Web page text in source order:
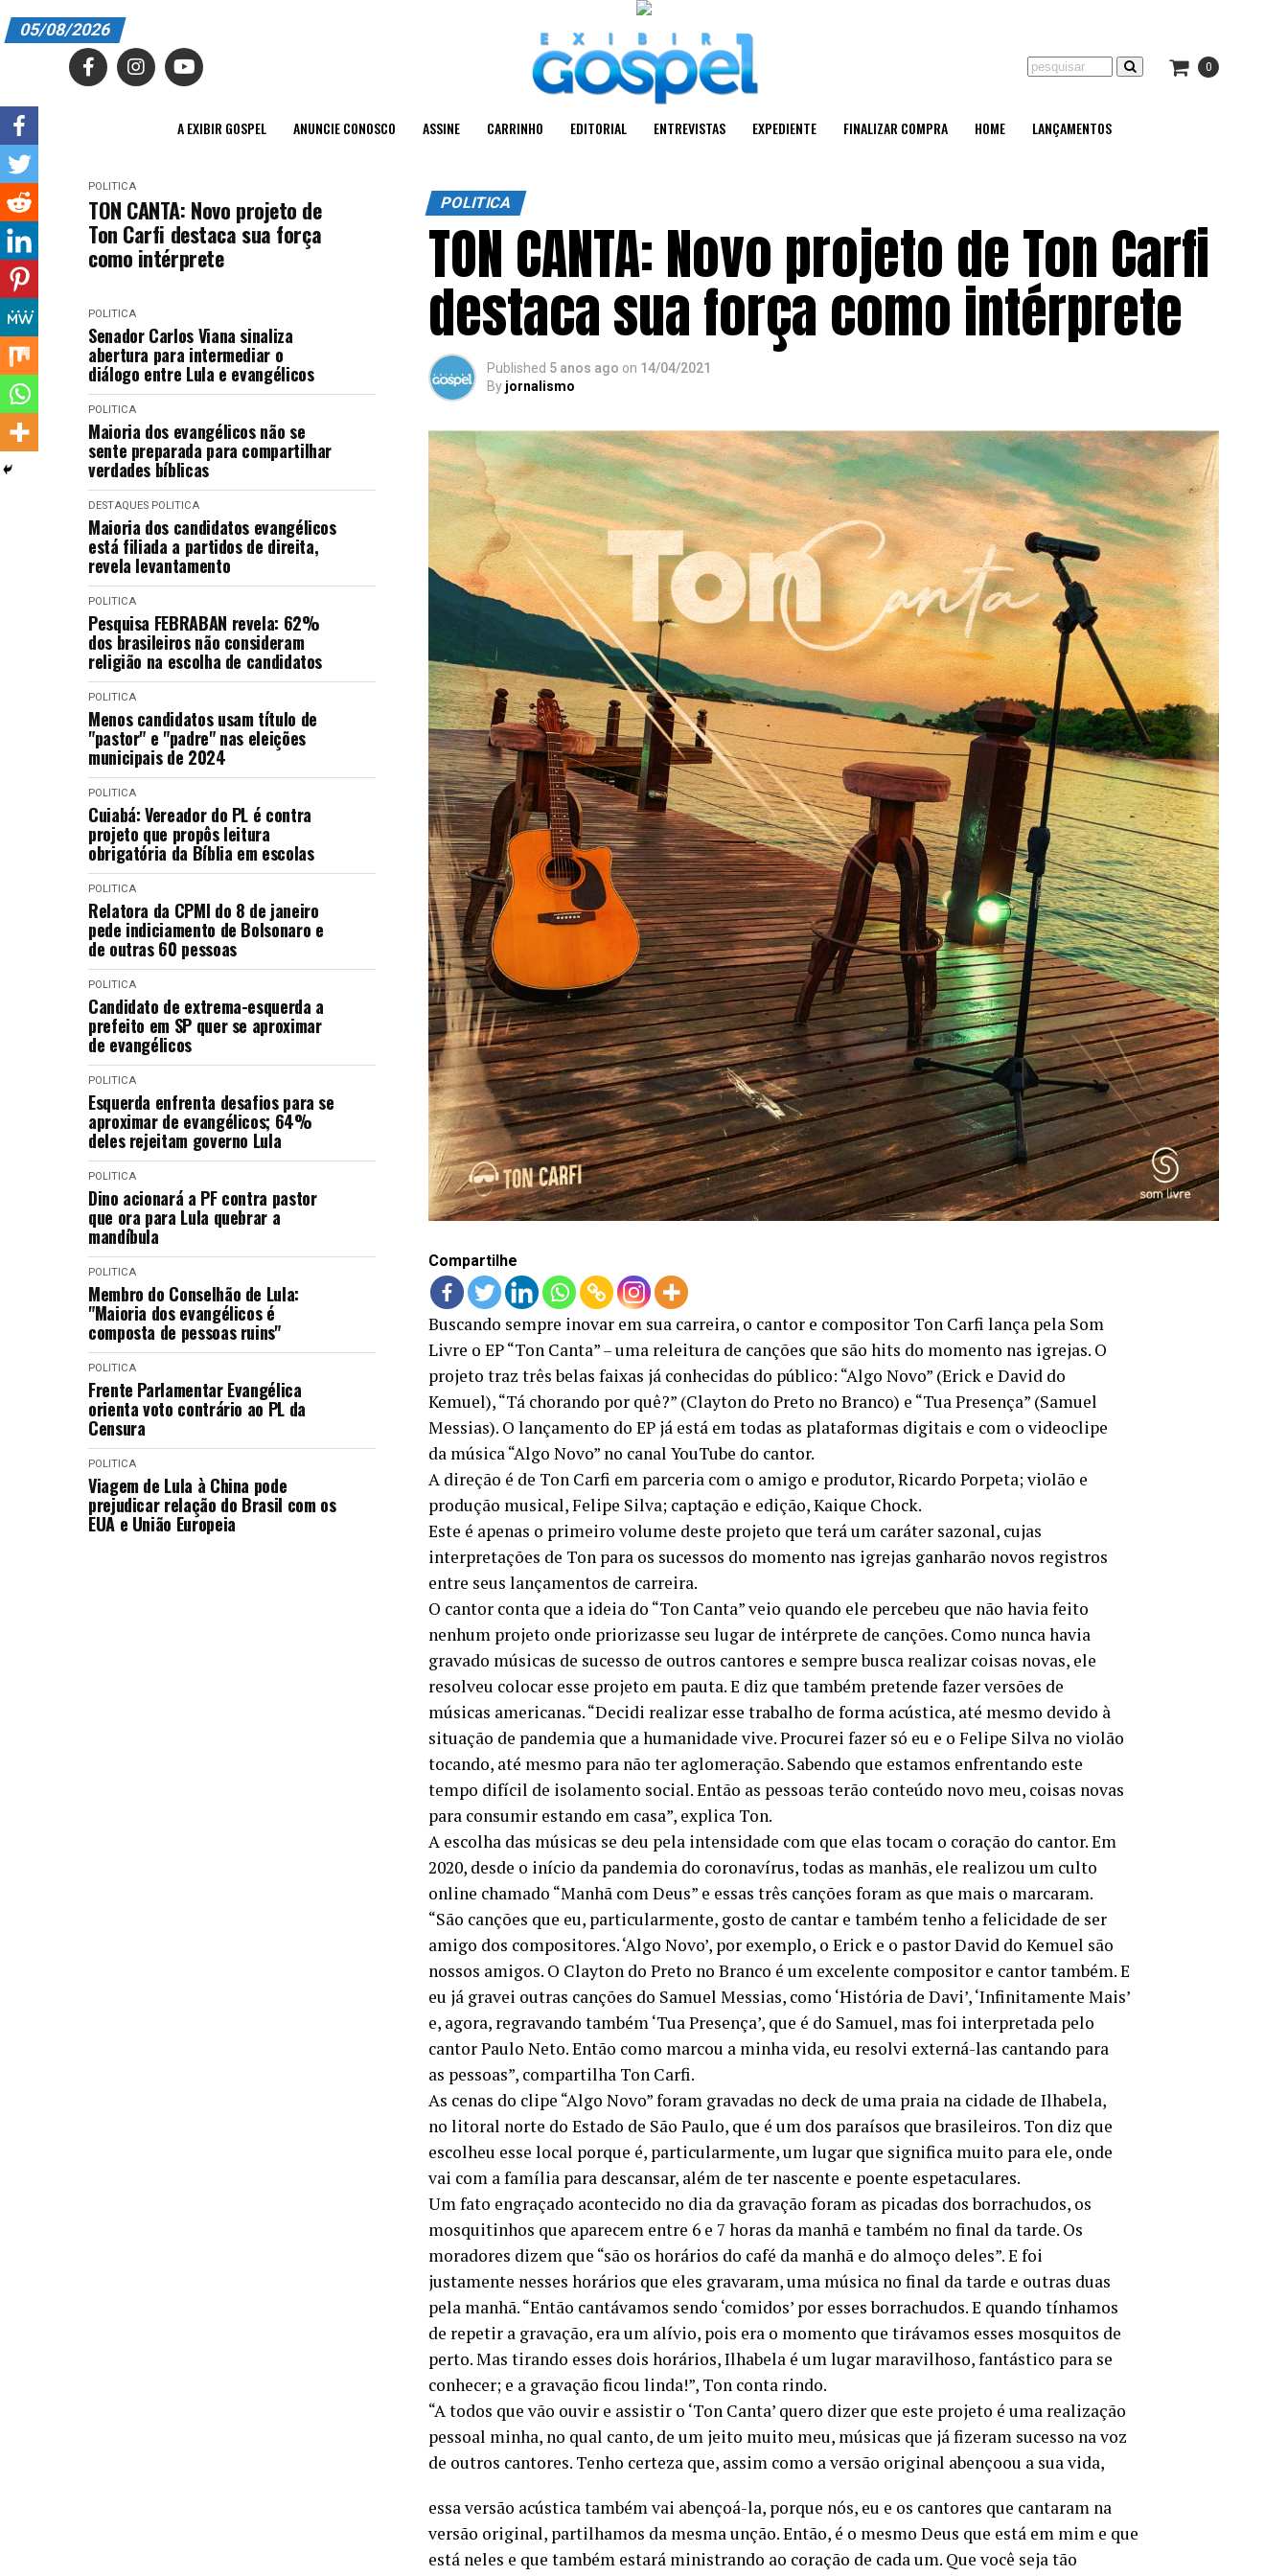
A EXIBIR GOSPEL
EDITORIAL
EXPEDIENTE
FINALIZAR COMPRA
HOME
LANÇAMENTOS
05/08/2026
0
A EXIBIR GOSPEL ANUNCIE CONOSCO ASSINE CARRINHO EDITORIAL ENTREVISTAS EXPEDIENTE FINALIZAR COMPRA HOME LANÇAMENTOS
POLITICA
TON CANTA: Novo projeto de
Ton Carfi destaca sua força
como intérprete
POLITICA
Senador Carlos Viana sinaliza
abertura para intermediar o
diálogo entre Lula e evangélicos
POLITICA
Maioria dos evangélicos não se
sente preparada para compartilhar
verdades bíblicas
DESTAQUES POLITICA
Maioria dos candidatos evangélicos
está filiada a partidos de direita,
revela levantamento
POLITICA
Pesquisa FEBRABAN revela: 62%
dos brasileiros não consideram
religião na escolha de candidatos
POLITICA
Menos candidatos usam título de
"pastor" e "padre" nas eleições
municipais de 2024
POLITICA
Cuiabá: Vereador do PL é contra
projeto que propôs leitura
obrigatória da Bíblia em escolas
POLITICA
Relatora da CPMI do 8 de janeiro
pede indiciamento de Bolsonaro e
de outras 60 pessoas
POLITICA
Candidato de extrema-esquerda a
prefeito em SP quer se aproximar
de evangélicos
POLITICA
Esquerda enfrenta desafios para se
aproximar de evangélicos; 64%
deles rejeitam governo Lula
POLITICA
Dino acionará a PF contra pastor
que ora para Lula quebrar a
mandíbula
POLITICA
Membro do Conselhão de Lula:
"Maioria dos evangélicos é
composta de pessoas ruins"
POLITICA
Frente Parlamentar Evangélica
orienta voto contrário ao PL da
Censura
POLITICA
Viagem de Lula à China pode
prejudicar relação do Brasil com os
EUA e União Europeia
POLITICA
TON CANTA: Novo projeto de Ton Carfi
destaca sua força como intérprete
Published 5 anos ago on 14/04/2021
By jornalismo
Compartilhe
Buscando sempre inovar em sua carreira, o cantor e compositor Ton Carfi lança pela Som
Livre o EP “Ton Canta” – uma releitura de canções que são hits do momento nas igrejas. O
projeto traz três belas faixas já conhecidas do público: “Algo Novo” (Erick e David do
Kemuel), “Tá chorando por quê?” (Clayton do Preto no Branco) e “Tua Presença” (Samuel
Messias). O lançamento do EP já está em todas as plataformas digitais e com o videoclipe
da música “Algo Novo” no canal YouTube do cantor.
A direção é de Ton Carfi em parceria com o amigo e produtor, Ricardo Porpeta; violão e
produção musical, Felipe Silva; captação e edição, Kaique Chock.
Este é apenas o primeiro volume deste projeto que terá um caráter sazonal, cujas
interpretações de Ton para os sucessos do momento nas igrejas ganharão novos registros
entre seus lançamentos de carreira.
O cantor conta que a ideia do “Ton Canta” veio quando ele percebeu que não havia feito
nenhum projeto onde priorizasse seu lugar de intérprete de canções. Como nunca havia
gravado músicas de sucesso de outros cantores e sempre busca realizar coisas novas, ele
resolveu colocar esse projeto em pauta. E diz que também pretende fazer versões de
músicas americanas. “Decidi realizar esse trabalho de forma acústica, até mesmo devido à
situação de pandemia que a humanidade vive. Procurei fazer só eu e o Felipe Silva no violão
tocando, até mesmo para não ter aglomeração. Sabendo que estamos enfrentando este
tempo difícil de isolamento social. Então as pessoas terão conteúdo novo meu, coisas novas
para consumir estando em casa”, explica Ton.
A escolha das músicas se deu pela intensidade com que elas tocam o coração do cantor. Em
2020, desde o início da pandemia do coronavírus, todas as manhãs, ele realizou um culto
online chamado “Manhã com Deus” e essas três canções foram as que mais o marcaram.
“São canções que eu, particularmente, gosto de cantar e também tenho a felicidade de ser
amigo dos compositores. ‘Algo Novo’, por exemplo, o Erick e o pastor David do Kemuel são
nossos amigos. O Clayton do Preto no Branco é um excelente compositor e cantor também. E
eu já gravei outras canções do Samuel Messias, como ‘História de Davi’, ‘Infinitamente Mais’
e, agora, regravando também ‘Tua Presença’, que é do Samuel, mas foi interpretada pelo
cantor Paulo Neto. Então como marcou a minha vida, eu resolvi externá-las cantando para
as pessoas”, compartilha Ton Carfi.
As cenas do clipe “Algo Novo” foram gravadas no deck de uma praia na cidade de Ilhabela,
no litoral norte do Estado de São Paulo, que é um dos paraísos que brasileiros. Ton diz que
escolheu esse local porque é, particularmente, um lugar que significa muito para ele, onde
vai com a família para descansar, além de ter nascente e poente espetaculares.
Um fato engraçado acontecido no dia da gravação foram as picadas dos borrachudos, os
mosquitinhos que aparecem entre 6 e 7 horas da manhã e também no final da tarde. Os
moradores dizem que “são os horários do café da manhã e do almoço deles”. E foi
justamente nesses horários que eles gravaram, uma música no final da tarde e outras duas
pela manhã. “Então cantávamos sendo ‘comidos’ por esses borrachudos. E quando tínhamos
de repetir a gravação, era um alívio, pois era o momento que tirávamos esses mosquitos de
perto. Mas tirando esses dois horários, Ilhabela é um lugar maravilhoso, fantástico para se
conhecer; e a gravação ficou linda!”, Ton conta rindo.
“A todos que vão ouvir e assistir o ‘Ton Canta’ quero dizer que este projeto é uma realização
pessoal minha, no qual canto, de um jeito muito meu, músicas que já fizeram sucesso na voz
de outros cantores. Tenho certeza que, assim como a versão original abençoou a sua vida,
essa versão acústica também vai abençoá-la, porque nós, eu e os cantores que cantaram na
versão original, partilhamos da mesma unção. Então, é o mesmo Deus que está em mim e que
está neles e que também estará ministrando ao coração de cada um. Que você seja tão